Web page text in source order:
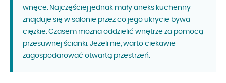
wnęce. Najczęściej jednak mały aneks kuchenny
znajduje się w salonie przez co jego ukrycie bywa
ciężkie. Czasem można oddzielić wnętrze za pomocą
przesuwnej ścianki. Jeżeli nie, warto ciekawie
zagospodarować otwartą przestrzeń.